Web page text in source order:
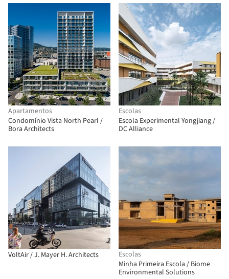
Apartamentos
Condomínio Vista North Pearl /
Bora Architects
Escolas
Escola Experimental Yongjiang /
DC Alliance
VoltAir / J. Mayer H. Architects
Escolas
Minha Primeira Escola / Biome
Environmental Solutions